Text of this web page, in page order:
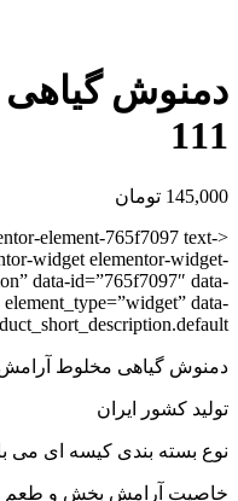
دمنوش
111
145,000 تومان
element-765f7097 text-
widget elementor-widget-
data-id=”765f7097″ data-
element_type=”widget” data-
دمنوش گیاهی مخلوط آرامش
تولید کشور ایران
نوع بسته بندی کیسه ای می
خاصیت آرامش بخش و طعم